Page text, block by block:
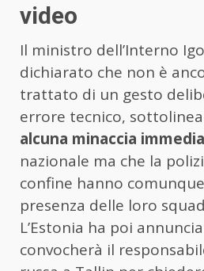
video
Il ministro dell’Interno
dichiarato che non è
trattato di un gesto
errore tecnico,
alcuna minaccia
nazionale ma che la
confine hanno
presenza delle loro
L’Estonia ha poi
convocherà il